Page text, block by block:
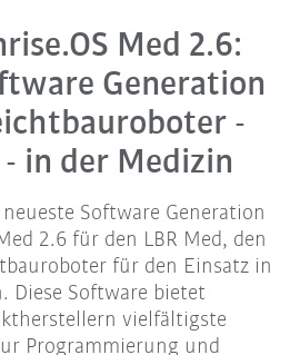
Med 2.6:
Generation
-
- in der Medizin
Software Generation
2.6 für den LBR Med, den
für den Einsatz in
Diese Software bietet
vielfältigste
Programmierung und